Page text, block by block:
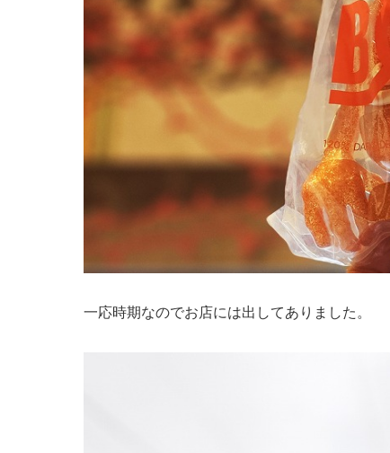
一応時期なのでお店には出してありました。